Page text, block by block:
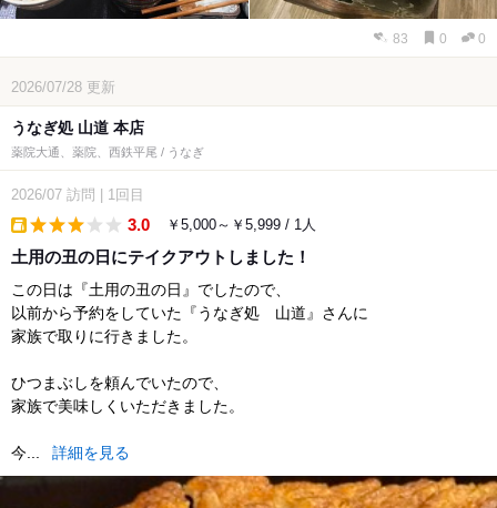
83 0 0
2026/07/28 更新
うなぎ処 山道 本店
薬院大通、薬院、西鉄平尾 / うなぎ
2026/07 訪問 1回目
3.0 ￥5,000～￥5,999 / 1人
土用の丑の日にテイクアウトしました！
この日は『土用の丑の日』でしたので、
以前から予約をしていた『うなぎ処 山道』さんに
家族で取りに行きました。
ひつまぶしを頼んでいたので、
家族で美味しくいただきました。
今... 詳細を見る